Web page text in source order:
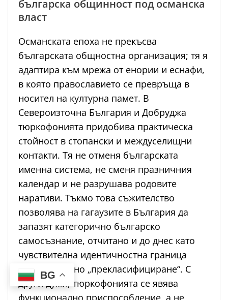
българска общинност под османска
власт
Османската епоха не прекъсва
българската общностна организация; тя я
адаптира към мрежа от енории и еснафи,
в която православието се превръща в
носител на културна памет. В
Североизточна България и Добруджа
тюркофонията придобива практическа
стойност в стопански и междуселищни
контакти. Тя не отменя българската
именна система, не сменя празничния
календар и не разрушава родовите
наративи. Тъкмо това съжителство
позволява на гагаузите в България да
запазят категорично българско
самосъзнание, отчитано и до днес като
чувствителна идентичностна граница
срещу външно „прекласифициране“. С
други думи, тюркофонията се явява
функционално приспособление, а не
BG